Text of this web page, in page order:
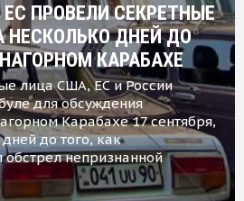
ПРОВЕЛИ СЕКРЕТНЫЕ
НЕСКОЛЬКО ДНЕЙ ДО
КАРАБАХЕ
лица США, ЕС и России
для обсуждения
Карабахе 17 сентября,
до того, как
непризнанной